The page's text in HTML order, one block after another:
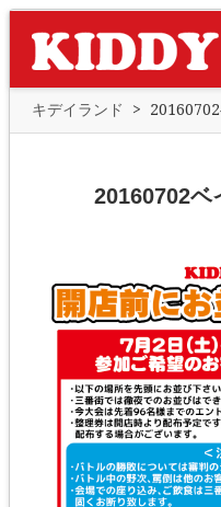
キデイランド >
20160702ベ